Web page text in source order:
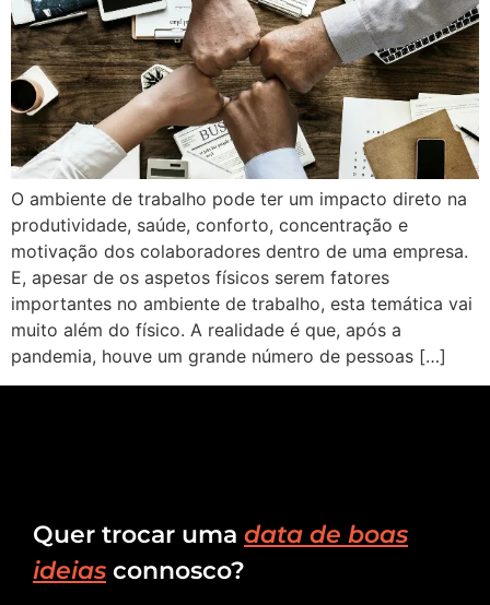
O ambiente de trabalho pode ter um impacto direto na
produtividade, saúde, conforto, concentração e
motivação dos colaboradores dentro de uma empresa.
E, apesar de os aspetos físicos serem fatores
importantes no ambiente de trabalho, esta temática vai
muito além do físico. A realidade é que, após a
pandemia, houve um grande número de pessoas […]
Quer trocar uma data de boas
ideias connosco?